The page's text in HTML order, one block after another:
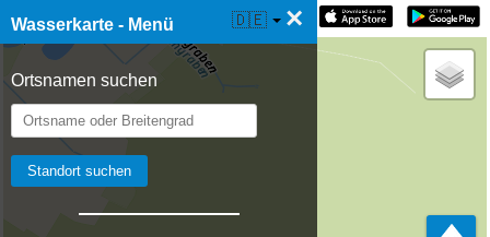
Wasserkarte - Menü ×
Ortsnamen suchen
☰ Wasserkarte Live 🇩🇪